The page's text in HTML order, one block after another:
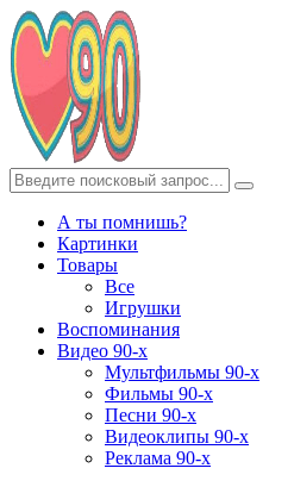
А ты помнишь?
Картинки
Товары
Все
Игрушки
Воспоминания
Видео 90-х
Мультфильмы 90-х
Фильмы 90-х
Песни 90-х
Видеоклипы 90-х
Реклама 90-х